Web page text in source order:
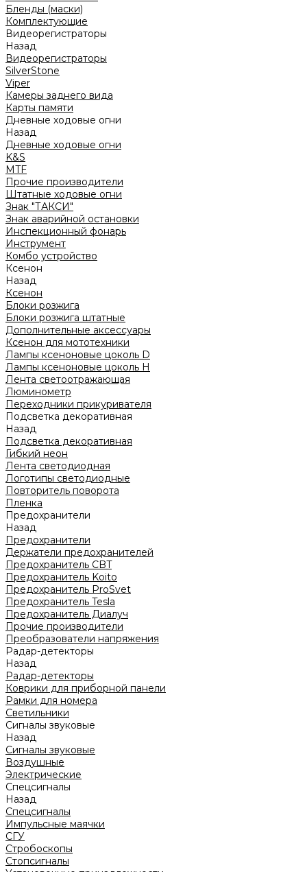
Бленды (маски)
Комплектующие
Видеорегистраторы
Назад
Видеорегистраторы
SilverStone
Viper
Камеры заднего вида
Карты памяти
Дневные ходовые огни
Назад
Дневные ходовые огни
K&S
MTF
Прочие производители
Штатные ходовые огни
Знак "ТАКСИ"
Знак аварийной остановки
Инспекционный фонарь
Инструмент
Комбо устройство
Ксенон
Назад
Ксенон
Блоки розжига
Блоки розжига штатные
Дополнительные аксессуары
Ксенон для мототехники
Лампы ксеноновые цоколь D
Лампы ксеноновые цоколь H
Лента светоотражающая
Люминометр
Переходники прикуривателя
Подсветка декоративная
Назад
Подсветка декоративная
Гибкий неон
Лента светодиодная
Логотипы светодиодные
Повторитель поворота
Пленка
Предохранители
Назад
Предохранители
Держатели предохранителей
Предохранитель CBT
Предохранитель Koito
Предохранитель ProSvet
Предохранитель Tesla
Предохранитель Диалуч
Прочие производители
Преобразователи напряжения
Радар-детекторы
Назад
Радар-детекторы
Коврики для приборной панели
Рамки для номера
Светильники
Сигналы звуковые
Назад
Сигналы звуковые
Воздушные
Электрические
Спецсигналы
Назад
Спецсигналы
Импульсные маячки
СГУ
Стробоскопы
Стопсигналы